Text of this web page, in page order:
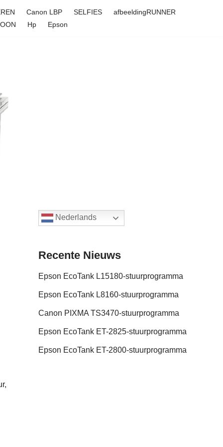
Canon LBP SELFIES
afbeeldingRUNNER
Hp Epson
Nederlands
Recente Nieuws
Epson EcoTank L15180-stuurprogramma
Epson EcoTank L8160-stuurprogramma
Canon PIXMA TS3470-stuurprogramma
Epson EcoTank ET-2825-stuurprogramma
Epson EcoTank ET-2800-stuurprogramma